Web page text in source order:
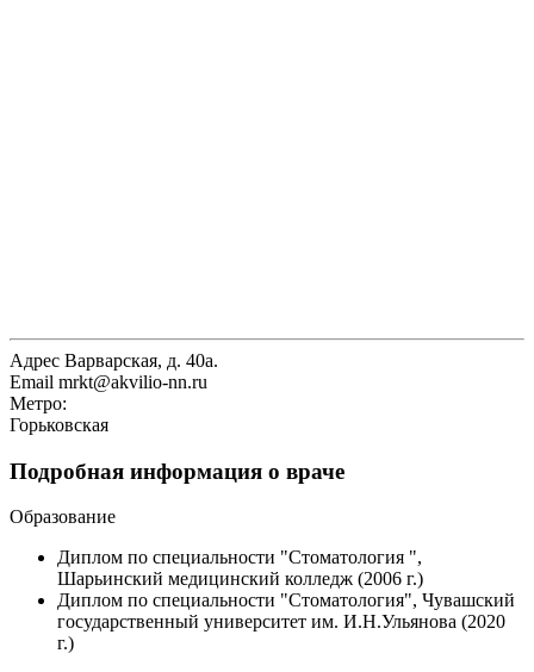
Адрес Варварская, д. 40а.
Email mrkt@akvilio-nn.ru
Метро:
Горьковская
Подробная информация о враче
Образование
Диплом по специальности "Стоматология ",
Шарьинский медицинский колледж (2006 г.)
Диплом по специальности "Стоматология", Чувашский
государственный университет им. И.Н.Ульянова (2020
г.)